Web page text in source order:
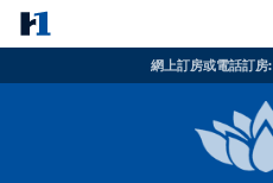
網上訂房或電話訂房: